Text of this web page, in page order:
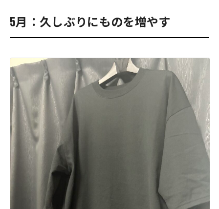
5月：久しぶりにものを増やす